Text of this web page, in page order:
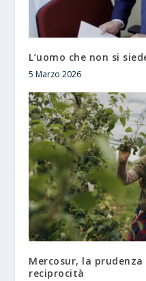
L’uomo che non si
5 Marzo 2026
Mercosur, la
reciprocità